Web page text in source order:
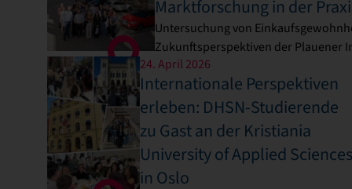
Marktforschung in der
Untersuchung von
Zukunftsperspektiven der Plauener
24. April 2026
Internationale Perspektiven
erleben: DHSN-Studierende
zu Gast an der Kristiania
University of Applied Sciences
in Oslo